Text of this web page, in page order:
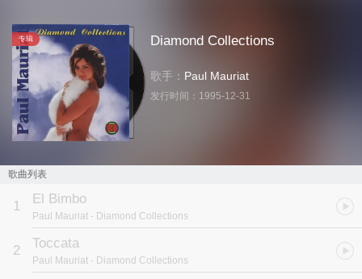
专辑 Diamond Collections
歌手： Paul Mauriat
发行时间： 1995-12-31
歌曲列表
1 El Bimbo
Paul Mauriat - Diamond Collections
2 Toccata
Paul Mauriat - Diamond Collections